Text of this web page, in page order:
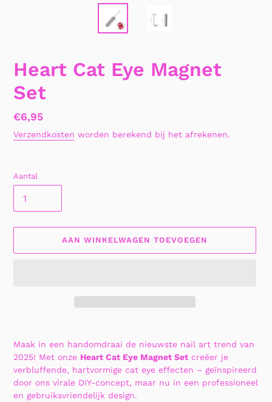
Heart Cat Eye Magnet
Set
Normale
prijs
€6,95
Verzendkosten worden berekend bij het afrekenen.
Aantal
AAN WINKELWAGEN TOEVOEGEN
toegevoegen
winkelwagen
Maak in een handomdraai de nieuwste nail art trend van
2025! Met onze Heart Cat Eye Magnet Set creëer je
verbluffende, hartvormige cat eye effecten – geïnspireerd
door ons virale DIY-concept, maar nu in een professioneel
en gebruiksvriendelijk design.